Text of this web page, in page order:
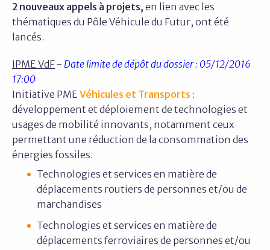
2 nouveaux appels à projets, en lien avec les
thématiques du Pôle Véhicule du Futur, ont été
lancés.
IPME VdF - Date limite de dépôt du dossier : 05/12/2016
17:00
Initiative PME Véhicules et Transports :
développement et déploiement de technologies et
usages de mobilité innovants, notamment ceux
permettant une réduction de la consommation des
énergies fossiles.
Technologies et services en matière de
déplacements routiers de personnes et/ou de
marchandises
Technologies et services en matière de
déplacements ferroviaires de personnes et/ou